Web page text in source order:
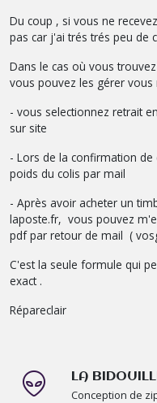
Du coup , si vous ne
pas car j'ai trés trés peu de
Dans le cas où vous
vous pouvez les gérer vous
- vous selectionnez retrait
sur site
- Lors de la confirmation
poids du colis par mail
- Après avoir acheter un
laposte.fr, vous pouvez
pdf par retour de mail (
C'est la seule formule qui
exact .
Répareclair
LA
Conception de